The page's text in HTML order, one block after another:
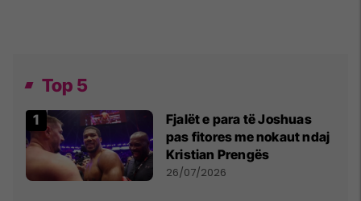
Top 5
Fjalët e para të Joshuas
pas fitores me nokaut ndaj
Kristian Prengës
26/07/2026